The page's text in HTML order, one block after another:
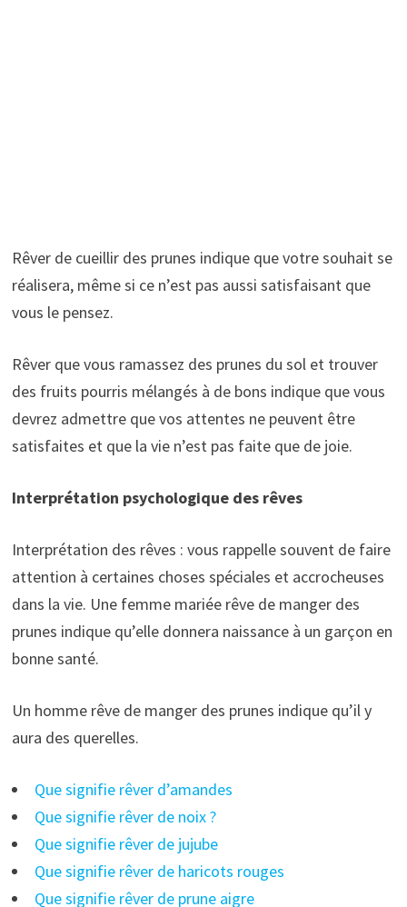
Rêver de cueillir des prunes indique que votre souhait se
réalisera, même si ce n’est pas aussi satisfaisant que
vous le pensez.
Rêver que vous ramassez des prunes du sol et trouver
des fruits pourris mélangés à de bons indique que vous
devrez admettre que vos attentes ne peuvent être
satisfaites et que la vie n’est pas faite que de joie.
Interprétation psychologique des rêves
Interprétation des rêves : vous rappelle souvent de faire
attention à certaines choses spéciales et accrocheuses
dans la vie. Une femme mariée rêve de manger des
prunes indique qu’elle donnera naissance à un garçon en
bonne santé.
Un homme rêve de manger des prunes indique qu’il y
aura des querelles.
Que signifie rêver d’amandes
Que signifie rêver de noix ?
Que signifie rêver de jujube
Que signifie rêver de haricots rouges
Que signifie rêver de prune aigre